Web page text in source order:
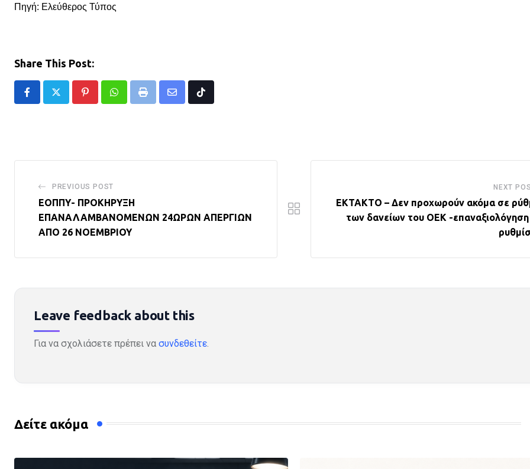
Πηγή: Ελεύθερος Τύπος
Share This Post:
PinterestWhatsappPrint
Share
Tiktok
PREVIOUS POST
ΕΟΠΠΥ- ΠΡΟΚΗΡΥΞΗ
ΕΠΑΝΑΛΑΜΒΑΝΟΜΕΝΩΝ 24ΩΡΩΝ ΑΠΕΡΓΙΩΝ
ΑΠΟ 26 ΝΟΕΜΒΡΙΟΥ
NEXT
ΕΚΤΑΚΤΟ – Δεν προχωρούν ακόμα σε
των δανείων του ΟΕΚ -
Leave feedback about this
Για να σχολιάσετε πρέπει να συνδεθείτε.
Δείτε ακόμα